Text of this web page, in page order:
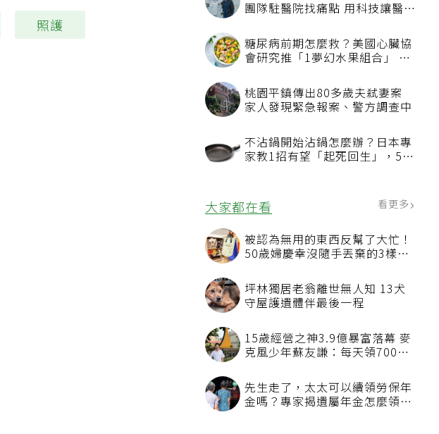
團隊駐醫院找痛點 用科技讓醫療
糖尿病前期怎麼救？美國心臟協
會研究推「1夢幻水果組合」 酪
桃園平鎮傳出80多歲夫弒妻案
家人發現緊急報案、警方調查中
不沾鍋開始沾鍋怎麼辦？日本專
家教1招有望「起死回生」，5情
大家都在看 看更多
被認為無用的東西反幫了大忙！
50歲婦慶幸沒隨手丟棄的3樣物
坪林獨居老翁離世無人知 13犬
守屋護遺體伴最後一程
15歲經營之神3.9億暴富落幕 麥
克風少年蘇友謙：每天領700元
先生走了，太太可以續領勞保年
金嗎？專家揭遺屬年金怎麼領，
照護